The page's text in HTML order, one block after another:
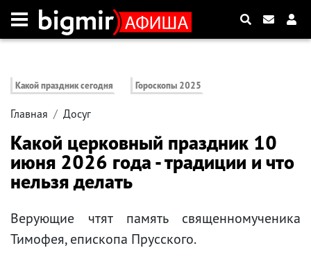
Какой праздник сегодня Гороскопы 2025
Главная Досуг
Какой церковный праздник 10
июня 2026 года - традиции и что
нельзя делать
Верующие чтят память священномученика
Тимофея, епископа Прусского.